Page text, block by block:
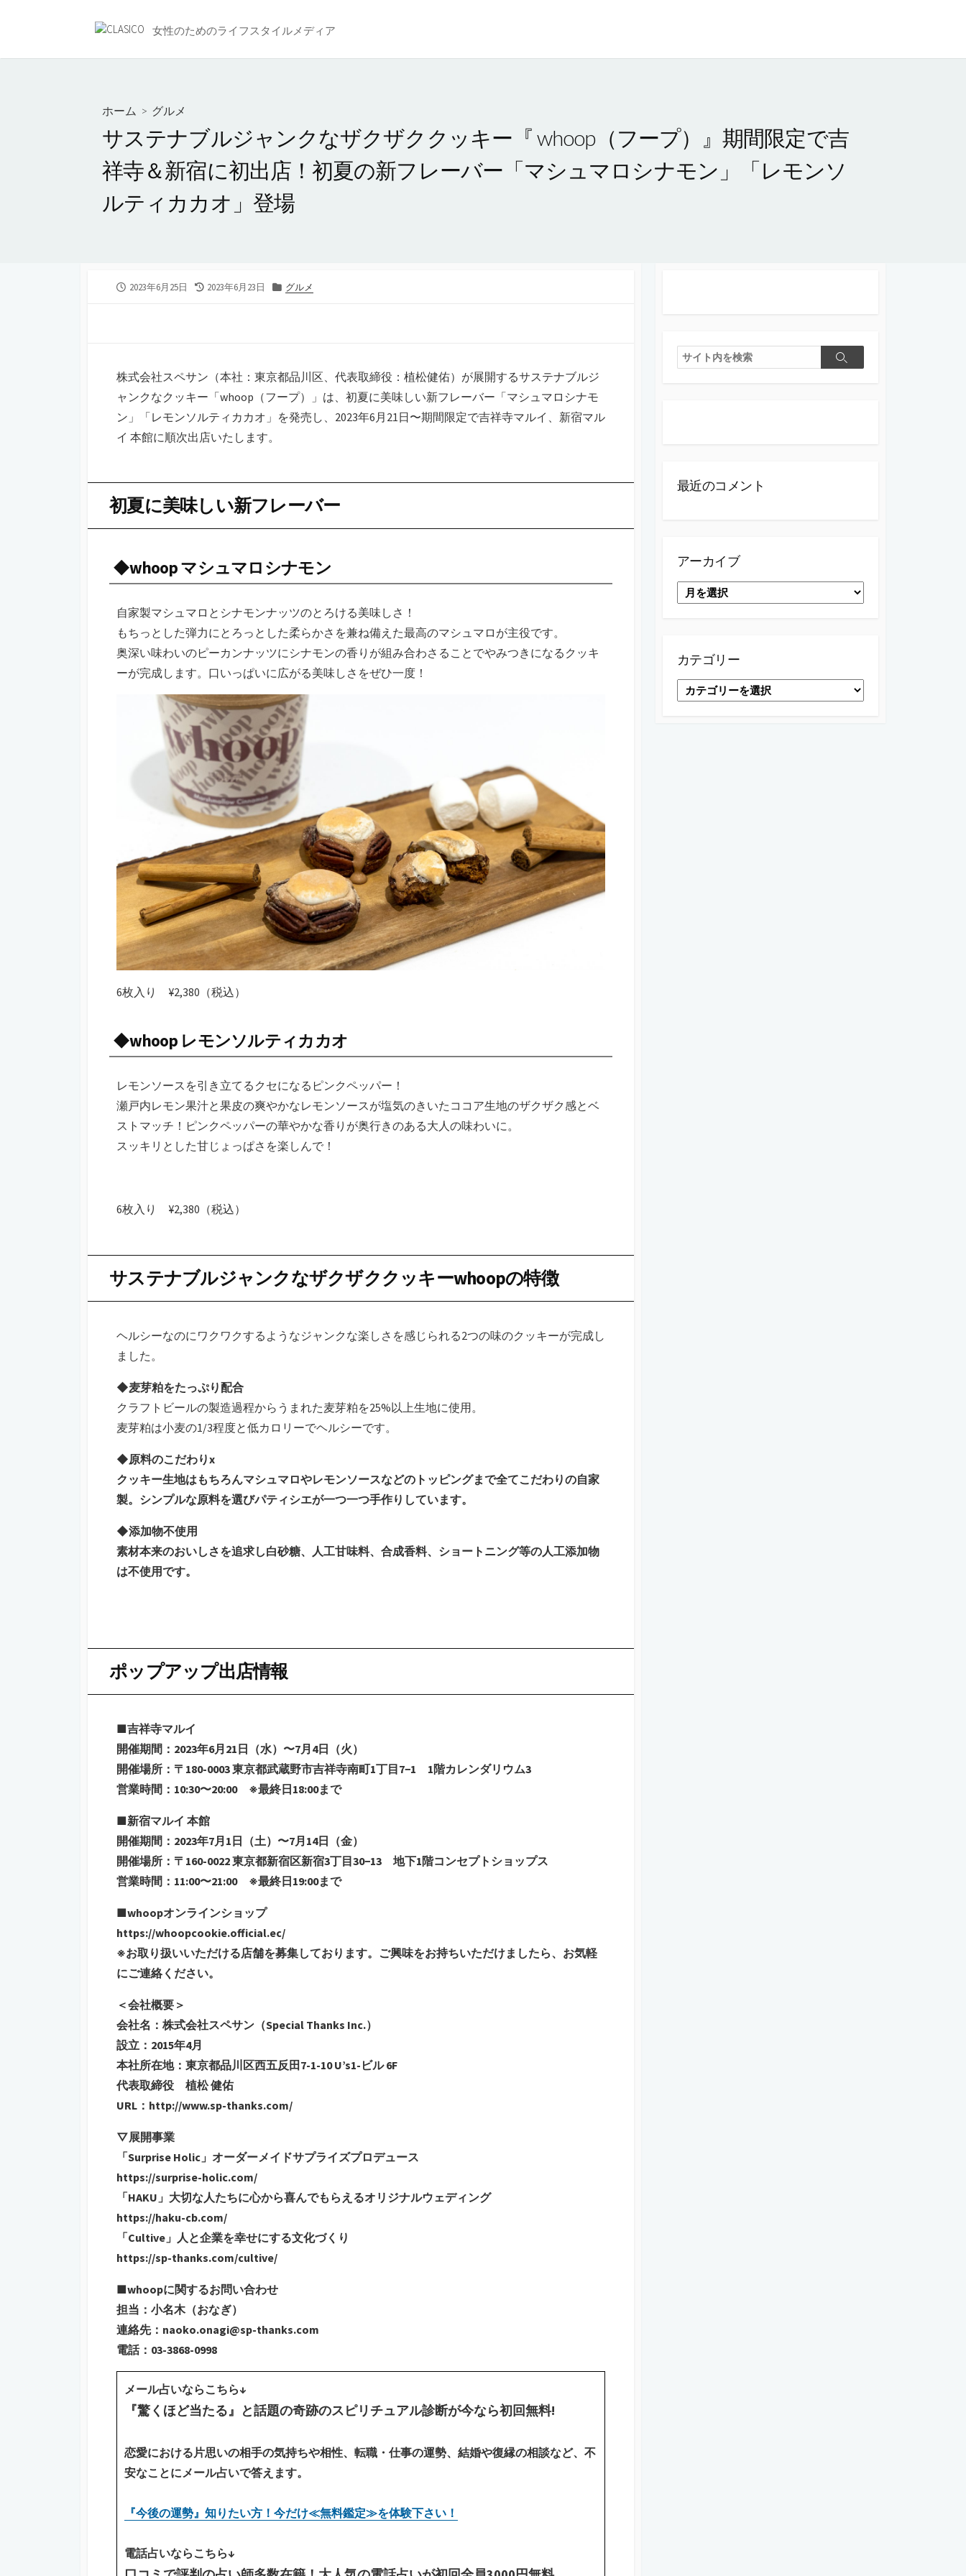
女性のためのライフスタイルメディア
ホーム > グルメ
サステナブルジャンクなザクザククッキー『 whoop（フープ）』期間限定で吉
祥寺＆新宿に初出店！初夏の新フレーバー「マシュマロシナモン」「レモンソ
ルティカカオ」登場
公
2023年6月25日
最
2023年6月23日
カ
グルメ
株式会社スペサン（本社：東京都品川区、代表取締役：植松健佑）が展開するサステナブルジ
ャンクなクッキー「whoop（フープ）」は、初夏に美味しい新フレーバー「マシュマロシナモ
ン」「レモンソルティカカオ」を発売し、2023年6月21日〜期間限定で吉祥寺マルイ、新宿マル
イ 本館に順次出店いたします。
初夏に美味しい新フレーバー
◆whoop マシュマロシナモン
自家製マシュマロとシナモンナッツのとろける美味しさ！
もちっとした弾力にとろっとした柔らかさを兼ね備えた最高のマシュマロが主役です。
奥深い味わいのピーカンナッツにシナモンの香りが組み合わさることでやみつきになるクッキ
ーが完成します。口いっぱいに広がる美味しさをぜひ一度！
6枚入り ¥2,380（税込）
◆whoop レモンソルティカカオ
レモンソースを引き立てるクセになるピンクペッパー！
瀬戸内レモン果汁と果皮の爽やかなレモンソースが塩気のきいたココア生地のザクザク感とベ
ストマッチ！ピンクペッパーの華やかな香りが奥行きのある大人の味わいに。
スッキリとした甘じょっぱさを楽しんで！
6枚入り ¥2,380（税込）
サステナブルジャンクなザクザククッキーwhoopの特徴
ヘルシーなのにワクワクするようなジャンクな楽しさを感じられる2つの味のクッキーが完成し
ました。
◆麦芽粕をたっぷり配合
クラフトビールの製造過程からうまれた麦芽粕を25%以上生地に使用。
麦芽粕は小麦の1/3程度と低カロリーでヘルシーです。
◆原料のこだわりx
クッキー生地はもちろんマシュマロやレモンソースなどのトッピングまで全てこだわりの自家
製。シンプルな原料を選びパティシエが一つ一つ手作りしています。
◆添加物不使用
素材本来のおいしさを追求し白砂糖、人工甘味料、合成香料、ショートニング等の人工添加物
は不使用です。
ポップアップ出店情報
■吉祥寺マルイ
開催期間：2023年6月21日（水）〜7月4日（火）
開催場所：〒180-0003 東京都武蔵野市吉祥寺南町1丁目7−1 1階カレンダリウム3
営業時間：10:30〜20:00 ※最終日18:00まで
■新宿マルイ 本館
開催期間：2023年7月1日（土）〜7月14日（金）
開催場所：〒160-0022 東京都新宿区新宿3丁目30−13 地下1階コンセプトショップス
営業時間：11:00〜21:00 ※最終日19:00まで
■whoopオンラインショップ
https://whoopcookie.official.ec/
※お取り扱いいただける店舗を募集しております。ご興味をお持ちいただけましたら、お気軽
にご連絡ください。
＜会社概要＞
会社名：株式会社スペサン（Special Thanks Inc.）
設立：2015年4月
本社所在地：東京都品川区西五反田7-1-10 U’s1-ビル 6F
代表取締役 植松 健佑
URL：http://www.sp-thanks.com/
▽展開事業
「Surprise Holic」オーダーメイドサプライズプロデュース
https://surprise-holic.com/
「HAKU」大切な人たちに心から喜んでもらえるオリジナルウェディング
https://haku-cb.com/
「Cultive」人と企業を幸せにする文化づくり
https://sp-thanks.com/cultive/
■whoopに関するお問い合わせ
担当：小名木（おなぎ）
連絡先：naoko.onagi@sp-thanks.com
電話：03-3868-0998
メール占いならこちら↓
『驚くほど当たる』と話題の奇跡のスピリチュアル診断が今なら初回無料!
恋愛における片思いの相手の気持ちや相性、転職・仕事の運勢、結婚や復縁の相談など、不
安なことにメール占いで答えます。
『今後の運勢』知りたい方！今だけ≪無料鑑定≫を体験下さい！
電話占いならこちら↓
検
索
検
最近のコメント
アーカイブ
ー
カテゴリー
カ
テ